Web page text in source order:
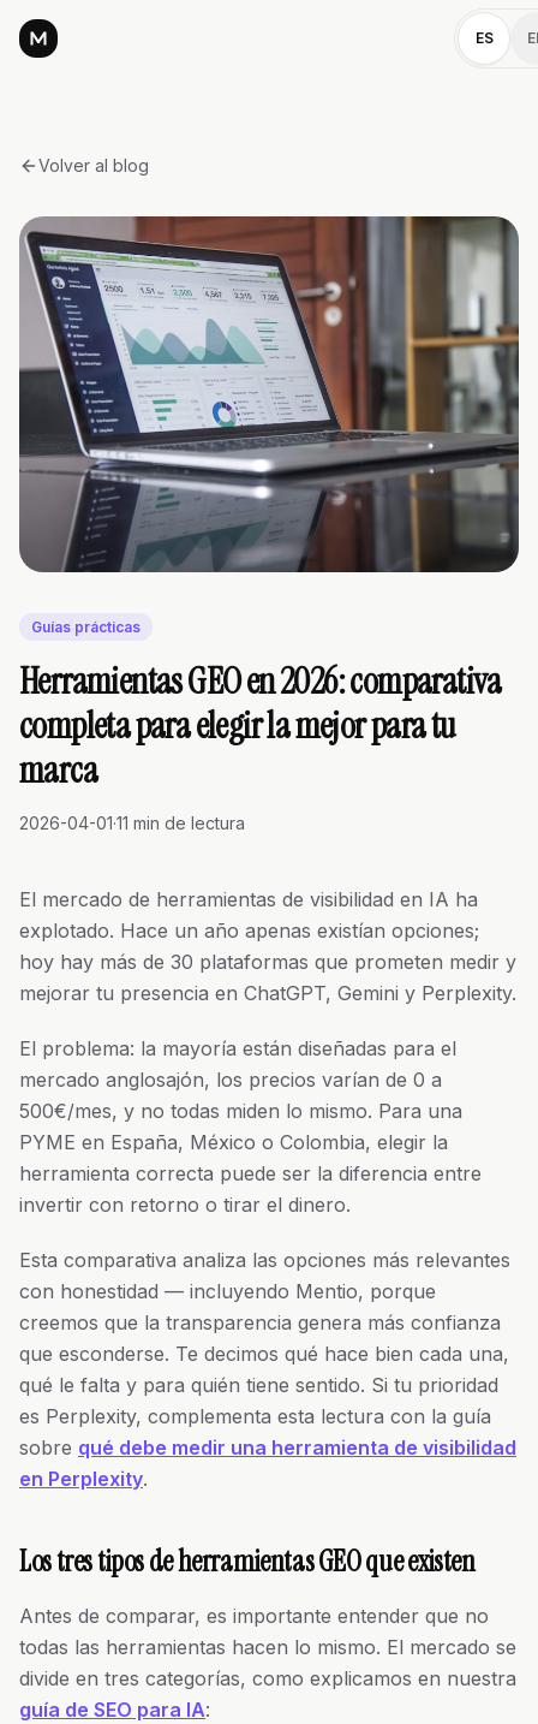
ES
Volver al blog
Guías prácticas
Herramientas GEO en 2026: comparativa
completa para elegir la mejor para tu
marca
2026-04-01·11 min de lectura
El mercado de herramientas de visibilidad en IA ha
explotado. Hace un año apenas existían opciones;
hoy hay más de 30 plataformas que prometen medir y
mejorar tu presencia en ChatGPT, Gemini y Perplexity.
El problema: la mayoría están diseñadas para el
mercado anglosajón, los precios varían de 0 a
500€/mes, y no todas miden lo mismo. Para una
PYME en España, México o Colombia, elegir la
herramienta correcta puede ser la diferencia entre
invertir con retorno o tirar el dinero.
Esta comparativa analiza las opciones más relevantes
con honestidad — incluyendo Mentio, porque
creemos que la transparencia genera más confianza
que esconderse. Te decimos qué hace bien cada una,
qué le falta y para quién tiene sentido. Si tu prioridad
es Perplexity, complementa esta lectura con la guía
sobre qué debe medir una herramienta de visibilidad
en Perplexity.
Los tres tipos de herramientas GEO que existen
Antes de comparar, es importante entender que no
todas las herramientas hacen lo mismo. El mercado se
divide en tres categorías, como explicamos en nuestra
guía de SEO para IA: